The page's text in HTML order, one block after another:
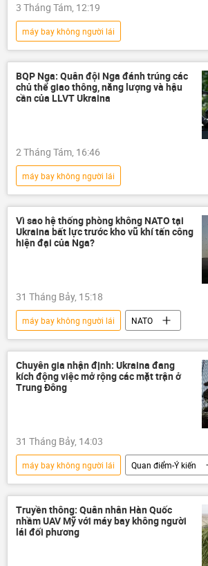
UAV
Nga
chuyên gia
3 Tháng Tám, 12:19
máy bay không người lái
Chiến dịch quân sự đặc biệt tại Ukraina
Thế giới
Ukraina
Nga
Quân sự
Bộ Quốc phòng Nga
BQP Nga: Quân đội Nga đánh trúng các
chủ thể giao thông, năng lượng và hậu
cần của LLVT Ukraina
2 Tháng Tám, 16:46
máy bay không người lái
Chiến dịch quân sự đặc biệt tại Ukraina
Nga
Quân đội Nga
Bộ Quốc phòng Nga
Chính trị
Quân đội Ukraina
Cuộc khủng hoảng ở Ukraina
năng lượng
HIMARS
Vì sao hệ thống phòng không NATO tại
Ukraina bất lực trước kho vũ khí tấn công
hiện đại của Nga?
31 Tháng Bảy, 15:18
máy bay không người lái
NATO
Quân sự
Nga
Chính trị
Thế giới
Quân đội Nga
Quan điểm-Ý kiến
chuyên gia
Liên Xô
phương Tây
sản xuất
Hoa Kỳ
hệ thống phòng không
tên lửa
tên lửa siêu thanh
Syria
Oreshnik
công nghệ
Chuyên gia nhận định: Ukraina đang
kích động việc mở rộng các mặt trận ở
Trung Đông
31 Tháng Bảy, 14:03
máy bay không người lái
Quan điểm-Ý kiến
chuyên gia
Thế giới
Chính trị
Trung Đông
Nga
Ukraina
xung đột
xung đột quân sự
Truyền thông: Quân nhân Hàn Quốc
nhầm UAV Mỹ với máy bay không người
lái đối phương